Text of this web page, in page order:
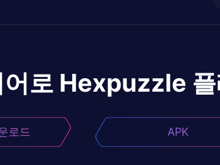
로 Hexpuzzle
로드 APK